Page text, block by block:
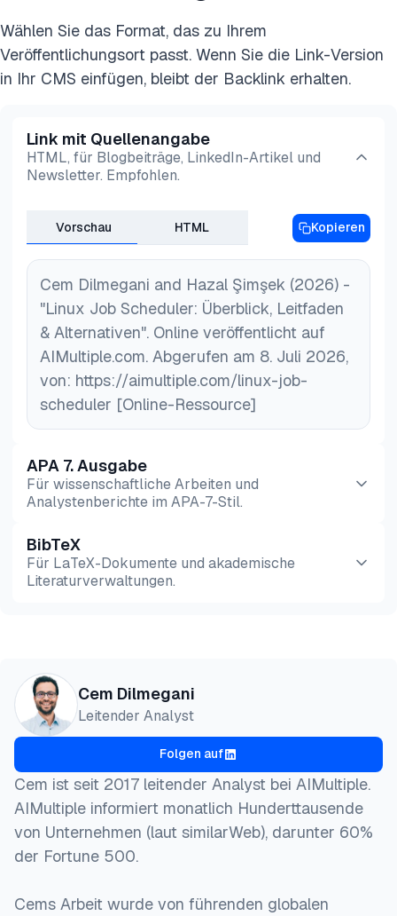
Wählen Sie das Format, das zu Ihrem
Veröffentlichungsort passt. Wenn Sie die Link-Version
in Ihr CMS einfügen, bleibt der Backlink erhalten.
Link mit Quellenangabe
HTML, für Blogbeiträge, LinkedIn-Artikel und
Newsletter. Empfohlen.
Vorschau HTML Kopieren
Cem Dilmegani and Hazal Şimşek (2026) -
"Linux Job Scheduler: Überblick, Leitfaden
& Alternativen". Online veröffentlicht auf
AIMultiple.com. Abgerufen am 8. Juli 2026,
von: https://aimultiple.com/linux-job-
scheduler [Online-Ressource]
APA 7. Ausgabe
Für wissenschaftliche Arbeiten und
Analystenberichte im APA-7-Stil.
Vorschau HTML
BibTeX
Für LaTeX-Dokumente und akademische
Literaturverwaltungen.
@misc{dilmegani2026,
  author = {Dilmegani, Cem and Şimşek, Hazal},
title  = {{Linux Job Scheduler: Überblick,
  year   = {2026},
howpublished    = {\url{https://aimultiple.com/
  note   = {AIMultiple. Abgerufen am 8. Juli 2026}
}
Cem Dilmegani
Leitender Analyst
Folgen auf
Cem ist seit 2017 leitender Analyst bei AIMultiple.
AIMultiple informiert monatlich Hunderttausende
von Unternehmen (laut similarWeb), darunter 60%
der Fortune 500.
Cems Arbeit wurde von führenden globalen